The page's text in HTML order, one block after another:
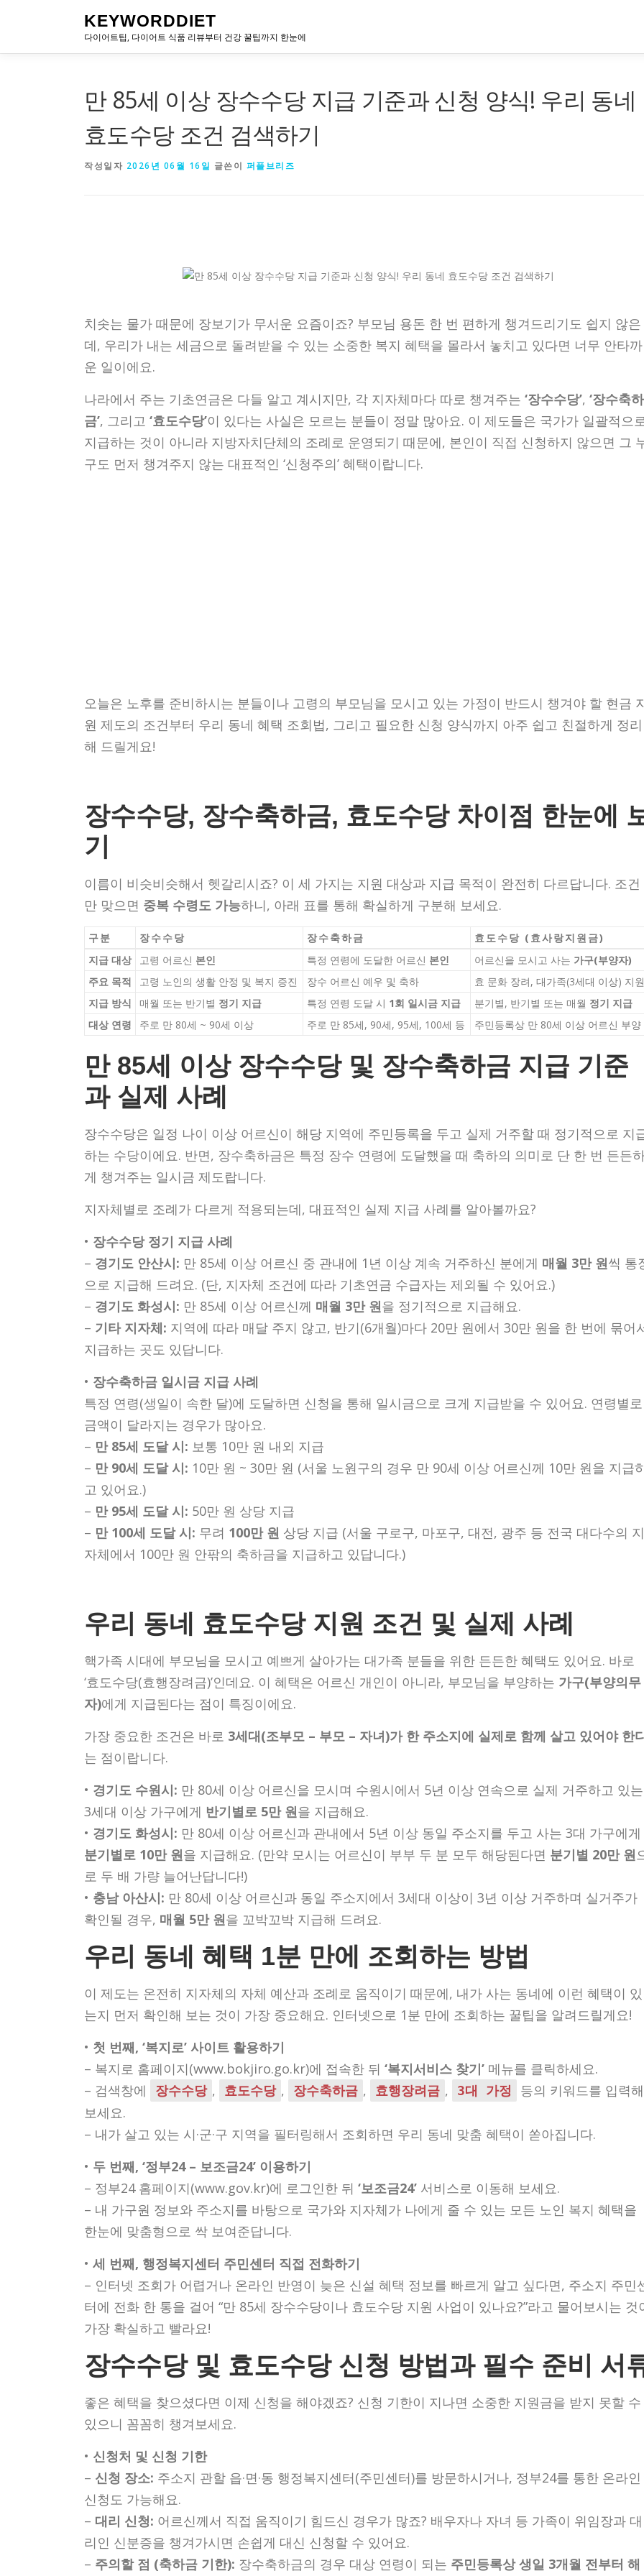
로
KEYWORDDIET
다이어트팁, 다이어트 식품 리뷰부터 건강 꿀팁까지 한눈에
만 85세 이상 장수수당 지급 기준과 신청 양식! 우리 동네
효도수당 조건 검색하기
작성일자 2026년 06월 16일 글쓴이 퍼플브리즈
치솟는 물가 때문에 장보기가 무서운 요즘이죠? 부모님 용돈 한 번 편하게 챙겨드리기도 쉽지 않은
데, 우리가 내는 세금으로 돌려받을 수 있는 소중한 복지 혜택을 몰라서 놓치고 있다면 너무 안타까
운 일이에요.
나라에서 주는 기초연금은 다들 알고 계시지만, 각 지자체마다 따로 챙겨주는 ‘장수수당’, ‘장수축하
금’, 그리고 ‘효도수당’이 있다는 사실은 모르는 분들이 정말 많아요. 이 제도들은 국가가 일괄적으
지급하는 것이 아니라 지방자치단체의 조례로 운영되기 때문에, 본인이 직접 신청하지 않으면 그
구도 먼저 챙겨주지 않는 대표적인 ‘신청주의’ 혜택이랍니다.
오늘은 노후를 준비하시는 분들이나 고령의 부모님을 모시고 있는 가정이 반드시 챙겨야 할 현금
원 제도의 조건부터 우리 동네 혜택 조회법, 그리고 필요한 신청 양식까지 아주 쉽고 친절하게 정리
해 드릴게요!
장수수당, 장수축하금, 효도수당 차이점 한눈에
기
이름이 비슷비슷해서 헷갈리시죠? 이 세 가지는 지원 대상과 지급 목적이 완전히 다르답니다. 조건
만 맞으면 중복 수령도 가능하니, 아래 표를 통해 확실하게 구분해 보세요.
구분 장수수당 장수축하금
효도수당 (효사랑지원금)
지급 대상
고령 어르신 본인 특정 연령에 도달한 어르신 본인 어르신을 모시고 사는 가구(부양자)
주요 목적
고령 노인의 생활 안정 및 복지 증진 장수 어르신 예우 및 축하
효 문화 장려, 대가족(3세대 이상) 지원
지급 방식
매월 또는 반기별 정기 지급 특정 연령 도달 시 1회 일시금 지급 분기별, 반기별 또는 매월 정기 지급
대상 연령
주로 만 80세 ~ 90세 이상 주로 만 85세, 90세, 95세, 100세 등 주민등록상 만 80세 이상 어르신 부양
만 85세 이상 장수수당 및 장수축하금 지급 기준
과 실제 사례
장수수당은 일정 나이 이상 어르신이 해당 지역에 주민등록을 두고 실제 거주할 때 정기적으로 지
하는 수당이에요. 반면, 장수축하금은 특정 장수 연령에 도달했을 때 축하의 의미로 단 한 번 든든
게 챙겨주는 일시금 제도랍니다.
지자체별로 조례가 다르게 적용되는데, 대표적인 실제 지급 사례를 알아볼까요?
• 장수수당 정기 지급 사례
– 경기도 안산시: 만 85세 이상 어르신 중 관내에 1년 이상 계속 거주하신 분에게 매월 3만 원씩 통
으로 지급해 드려요. (단, 지자체 조건에 따라 기초연금 수급자는 제외될 수 있어요.)
– 경기도 화성시: 만 85세 이상 어르신께 매월 3만 원을 정기적으로 지급해요.
– 기타 지자체: 지역에 따라 매달 주지 않고, 반기(6개월)마다 20만 원에서 30만 원을 한 번에 묶어
지급하는 곳도 있답니다.
• 장수축하금 일시금 지급 사례
특정 연령(생일이 속한 달)에 도달하면 신청을 통해 일시금으로 크게 지급받을 수 있어요. 연령별로
금액이 달라지는 경우가 많아요.
– 만 85세 도달 시: 보통 10만 원 내외 지급
– 만 90세 도달 시: 10만 원 ~ 30만 원 (서울 노원구의 경우 만 90세 이상 어르신께 10만 원을 지급
고 있어요.)
– 만 95세 도달 시: 50만 원 상당 지급
– 만 100세 도달 시: 무려 100만 원 상당 지급 (서울 구로구, 마포구, 대전, 광주 등 전국 대다수의 지
자체에서 100만 원 안팎의 축하금을 지급하고 있답니다.)
우리 동네 효도수당 지원 조건 및 실제 사례
핵가족 시대에 부모님을 모시고 예쁘게 살아가는 대가족 분들을 위한 든든한 혜택도 있어요. 바로
‘효도수당(효행장려금)’인데요. 이 혜택은 어르신 개인이 아니라, 부모님을 부양하는 가구(부양의무
자)에게 지급된다는 점이 특징이에요.
가장 중요한 조건은 바로 3세대(조부모 – 부모 – 자녀)가 한 주소지에 실제로 함께 살고 있어야 한
는 점이랍니다.
• 경기도 수원시: 만 80세 이상 어르신을 모시며 수원시에서 5년 이상 연속으로 실제 거주하고 있는
3세대 이상 가구에게 반기별로 5만 원을 지급해요.
• 경기도 화성시: 만 80세 이상 어르신과 관내에서 5년 이상 동일 주소지를 두고 사는 3대 가구에게
분기별로 10만 원을 지급해요. (만약 모시는 어르신이 부부 두 분 모두 해당된다면 분기별 20만 원
로 두 배 가량 늘어난답니다!)
• 충남 아산시: 만 80세 이상 어르신과 동일 주소지에서 3세대 이상이 3년 이상 거주하며 실거주가
확인될 경우, 매월 5만 원을 꼬박꼬박 지급해 드려요.
우리 동네 혜택 1분 만에 조회하는 방법
이 제도는 온전히 지자체의 자체 예산과 조례로 움직이기 때문에, 내가 사는 동네에 이런 혜택이 있
는지 먼저 확인해 보는 것이 가장 중요해요. 인터넷으로 1분 만에 조회하는 꿀팁을 알려드릴게요!
• 첫 번째, ‘복지로’ 사이트 활용하기
– 복지로 홈페이지(www.bokjiro.go.kr)에 접속한 뒤 ‘복지서비스 찾기’ 메뉴를 클릭하세요.
– 검색창에
장수수당 , 효도수당 , 장수축하금 , 효행장려금 , 3대 가정
등의 키워드를 입력해
보세요.
– 내가 살고 있는 시·군·구 지역을 필터링해서 조회하면 우리 동네 맞춤 혜택이 쏟아집니다.
• 두 번째, ‘정부24 – 보조금24’ 이용하기
– 정부24 홈페이지(www.gov.kr)에 로그인한 뒤 ‘보조금24’ 서비스로 이동해 보세요.
– 내 가구원 정보와 주소지를 바탕으로 국가와 지자체가 나에게 줄 수 있는 모든 노인 복지 혜택을
한눈에 맞춤형으로 싹 보여준답니다.
• 세 번째, 행정복지센터 주민센터 직접 전화하기
– 인터넷 조회가 어렵거나 온라인 반영이 늦은 신설 혜택 정보를 빠르게 알고 싶다면, 주소지 주민
터에 전화 한 통을 걸어 “만 85세 장수수당이나 효도수당 지원 사업이 있나요?”라고 물어보시는 것
가장 확실하고 빨라요!
장수수당 및 효도수당 신청 방법과 필수 준비 서
좋은 혜택을 찾으셨다면 이제 신청을 해야겠죠? 신청 기한이 지나면 소중한 지원금을 받지 못할 수
있으니 꼼꼼히 챙겨보세요.
• 신청처 및 신청 기한
– 신청 장소: 주소지 관할 읍·면·동 행정복지센터(주민센터)를 방문하시거나, 정부24를 통한 온라인
신청도 가능해요.
– 대리 신청: 어르신께서 직접 움직이기 힘드신 경우가 많죠? 배우자나 자녀 등 가족이 위임장과 대
리인 신분증을 챙겨가시면 손쉽게 대신 신청할 수 있어요.
– 주의할 점 (축하금 기한): 장수축하금의 경우 대상 연령이 되는 주민등록상 생일 3개월 전부터 해